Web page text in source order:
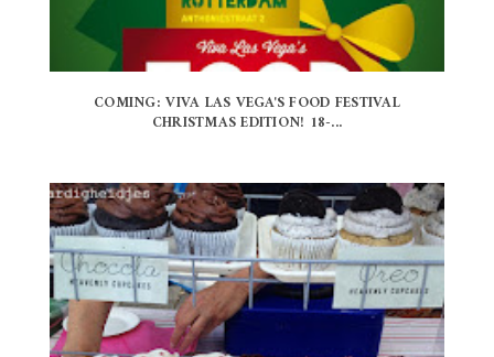
COMING: VIVA LAS VEGA'S FOOD FESTIVAL
CHRISTMAS EDITION! 18-...